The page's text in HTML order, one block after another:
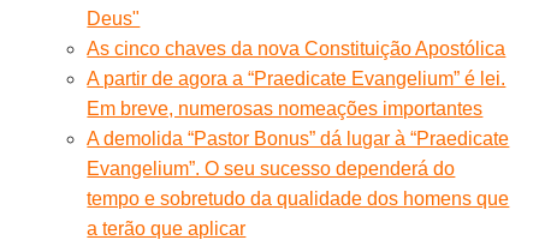
Deus"
As cinco chaves da nova Constituição Apostólica
A partir de agora a “Praedicate Evangelium” é lei.
Em breve, numerosas nomeações importantes
A demolida “Pastor Bonus” dá lugar à “Praedicate
Evangelium”. O seu sucesso dependerá do
tempo e sobretudo da qualidade dos homens que
a terão que aplicar